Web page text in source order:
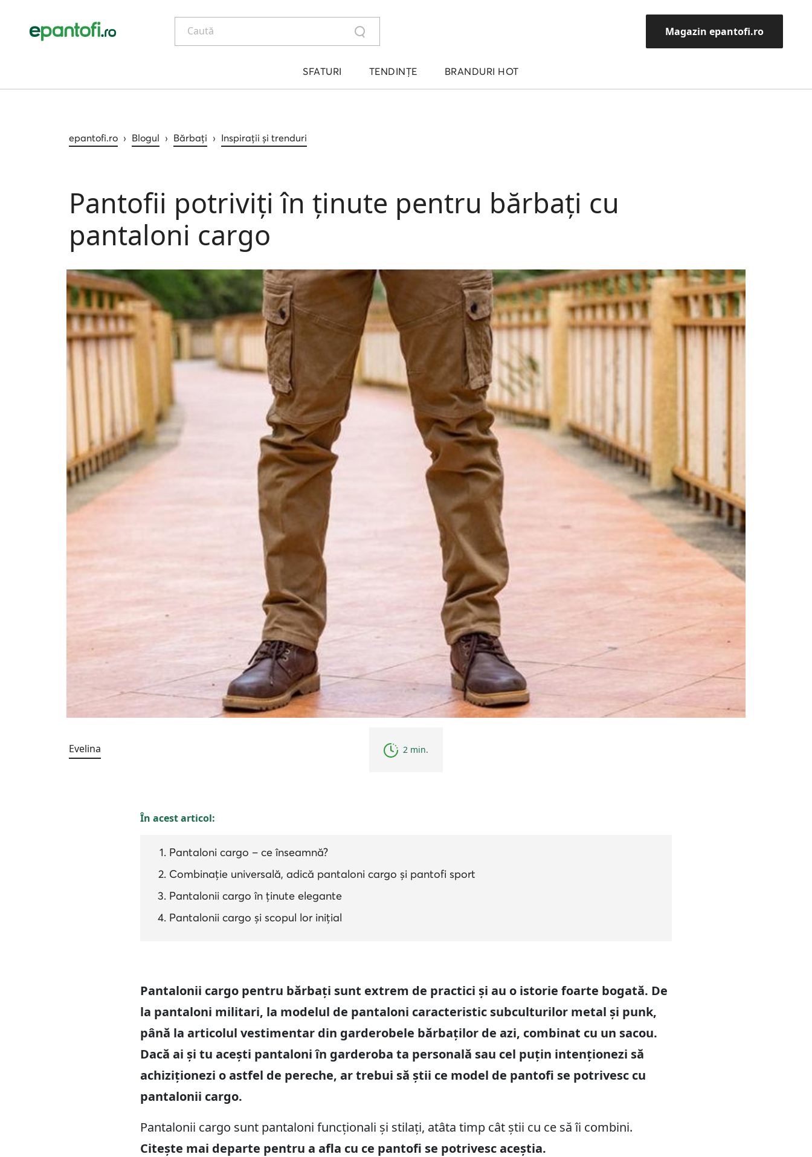
Caută Magazin epantofi.ro
SFATURI TENDINȚE BRANDURI HOT
epantofi.ro › Blogul › Bărbați › Inspirații și trenduri
Pantofii potriviți în ținute pentru bărbați cu
pantaloni cargo
Inspirații și trenduri
Evelina 2 min.
În acest articol:
Pantaloni cargo – ce înseamnă?
Combinație universală, adică pantaloni cargo și pantofi sport
Pantalonii cargo în ținute elegante
Pantalonii cargo și scopul lor inițial
Pantalonii cargo pentru bărbați sunt extrem de practici și au o istorie foarte bogată. De
la pantaloni militari, la modelul de pantaloni caracteristic subculturilor metal și punk,
până la articolul vestimentar din garderobele bărbaților de azi, combinat cu un sacou.
Dacă ai și tu acești pantaloni în garderoba ta personală sau cel puțin intenționezi să
achiziționezi o astfel de pereche, ar trebui să știi ce model de pantofi se potrivesc cu
pantalonii cargo.
Pantalonii cargo sunt pantaloni funcționali și stilați, atâta timp cât știi cu ce să îi combini.
Citește mai departe pentru a afla cu ce pantofi se potrivesc aceștia.